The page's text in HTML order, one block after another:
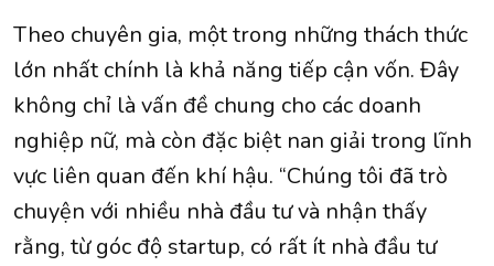
Theo chuyên gia, một trong những thách thức
lớn nhất chính là khả năng tiếp cận vốn. Đây
không chỉ là vấn đề chung cho các doanh
nghiệp nữ, mà còn đặc biệt nan giải trong lĩnh
vực liên quan đến khí hậu. “Chúng tôi đã trò
chuyện với nhiều nhà đầu tư và nhận thấy
rằng, từ góc độ startup, có rất ít nhà đầu tư